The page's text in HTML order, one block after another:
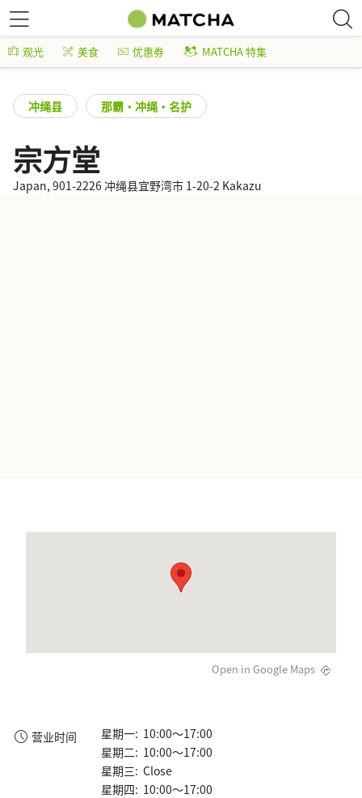
观光 美食 优惠券 MATCHA 特集
冲绳县 那霸・冲绳・名护
宗方堂
Japan, 901-2226 冲绳县宜野湾市 1-20-2 Kakazu
Open in Google Maps
营业时间
星期一: 10:00～17:00
星期二: 10:00～17:00
星期三: Close
星期四: 10:00～17:00